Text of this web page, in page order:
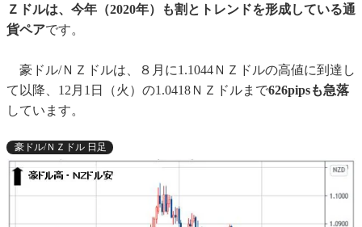
Ｚドルは、今年（2020年）も割とトレンドを形成している通
貨ペアです。
豪ドル/ＮＺドルは、８月に1.1044ＮＺドルの高値に到達し
て以降、12月1日（火）の1.0418ＮＺドルまで626pipsも急落
しています。
豪ドル/ＮＺドル 日足